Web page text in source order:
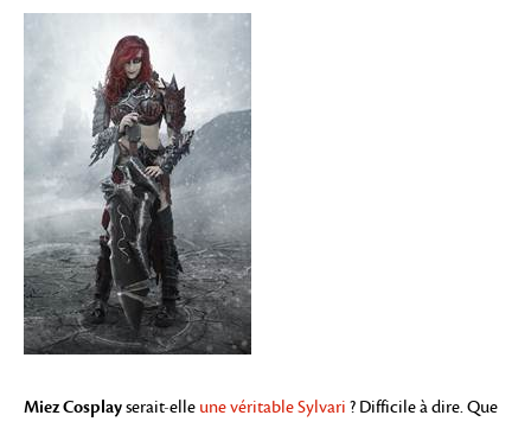
Miez Cosplayserait-elle une véritable Sylvari ? Difficile à dire. Que